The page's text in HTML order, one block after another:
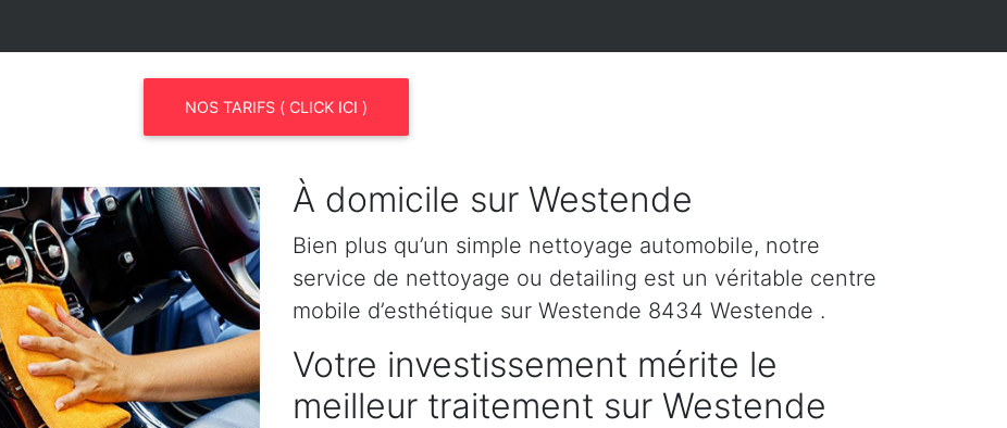
NOS TARIFS ( CLICK ICI )
À domicile sur Westende
Bien plus qu’un simple nettoyage automobile, notre
service de nettoyage ou detailing est un véritable centre
mobile d’esthétique sur Westende 8434 Westende .
Votre investissement mérite le
meilleur traitement sur Westende